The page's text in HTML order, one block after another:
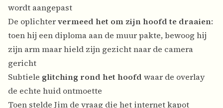
wordt aangepast
De oplichtervermeed het om zijn hoofd te draaien:
toen hij een diploma aan de muur pakte, bewoog hij
zijn arm maar hield zijn gezicht naar de camera
gericht
Subtiele glitching rond het hoofd waar de overlay
de echte huid ontmoette
Toen stelde Jim de vraag die het internet kapot